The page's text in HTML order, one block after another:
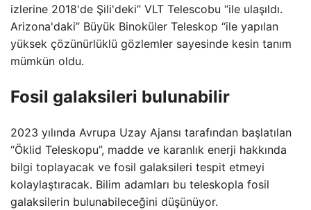
izlerine 2018'de Şili'deki” VLT Telescobu “ile ulaşıldı.
Arizona'daki” Büyük Binoküler Teleskop “ile yapılan
yüksek çözünürlüklü gözlemler sayesinde kesin tanım
mümkün oldu.
Fosil galaksileri bulunabilir
2023 yılında Avrupa Uzay Ajansı tarafından başlatılan
“Öklid Teleskopu”, madde ve karanlık enerji hakkında
bilgi toplayacak ve fosil galaksileri tespit etmeyi
kolaylaştıracak. Bilim adamları bu teleskopla fosil
galaksilerin bulunabileceğini düşünüyor.